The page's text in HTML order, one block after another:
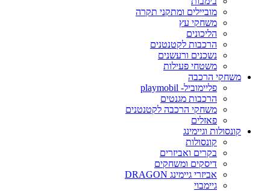
מוביילים ומתקני תקרה
משחקי עץ
הליכונים
הרכבות לקטנטנים
נשכנים ורעשנים
משטחי פעילות
משחקי הרכבה
פליימוביל- playmobil
הרכבות מגנטים
משחקי הרכבה לקטנטנים
פאזלים
קונסולות וגיימינג
קונסולות
בקרים ואביזרים
דיסקים ומשחקים
אביזרי גיימינג DRAGON
גיימבוי